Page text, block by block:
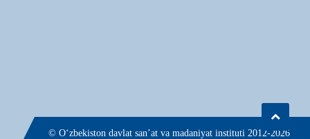
© О‘zbekiston davlat san’at va madaniyat instituti 2012-2026